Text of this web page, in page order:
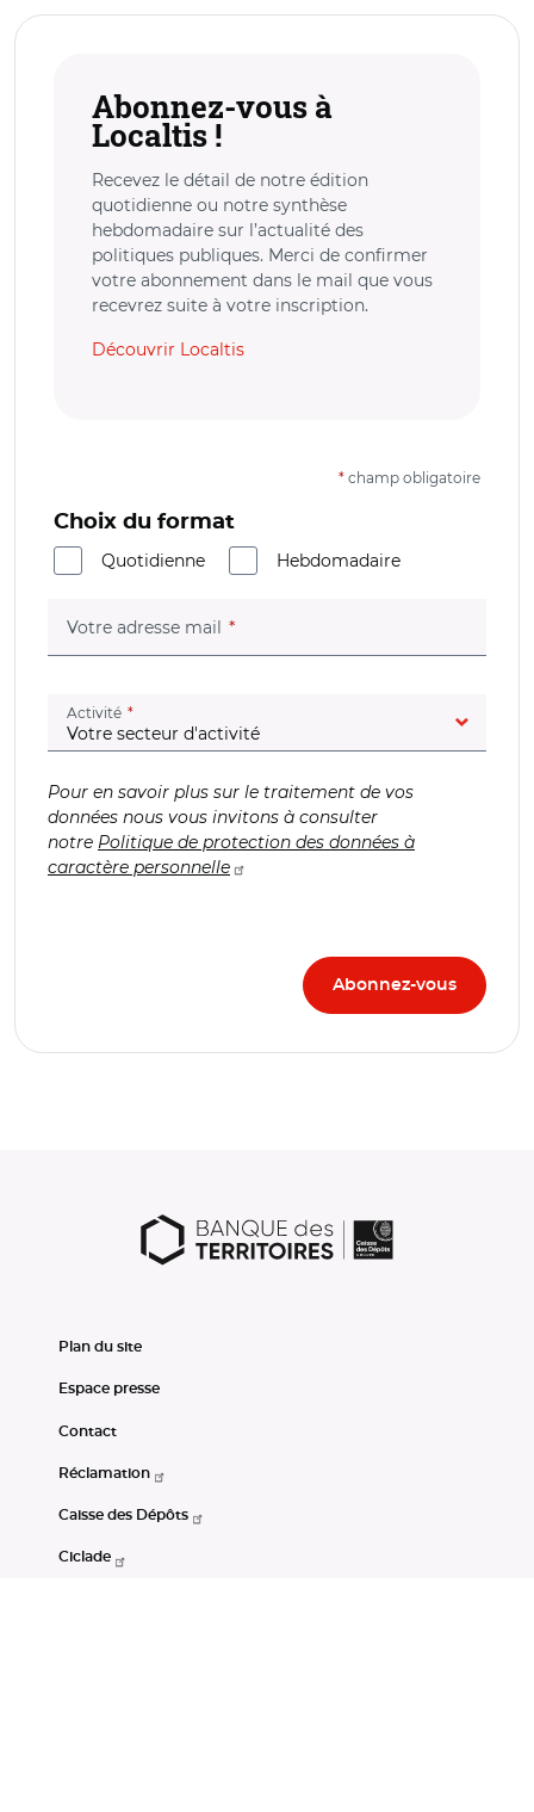
Abonnez-vous à
Localtis !
Recevez le détail de notre édition
quotidienne ou notre synthèse
hebdomadaire sur l’actualité des
politiques publiques. Merci de confirmer
votre abonnement dans le mail que vous
recevrez suite à votre inscription.
Découvrir Localtis
* champ obligatoire
Choix du format
Quotidienne
Hebdomadaire
Votre adresse mail (champ obligatoire)
Activité (champ obligatoire)
Pour en savoir plus sur le traitement de vos
données nous vous invitons à consulter
notre Politique de protection des données à
caractère personnelle
Plan du site
Espace presse
Contact
Réclamation
Caisse des Dépôts
Ciclade